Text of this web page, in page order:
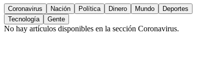
Coronavirus Nación Política Dinero Mundo
Deportes
Tecnología
Gente
No hay artículos disponibles en la sección Coronavirus.